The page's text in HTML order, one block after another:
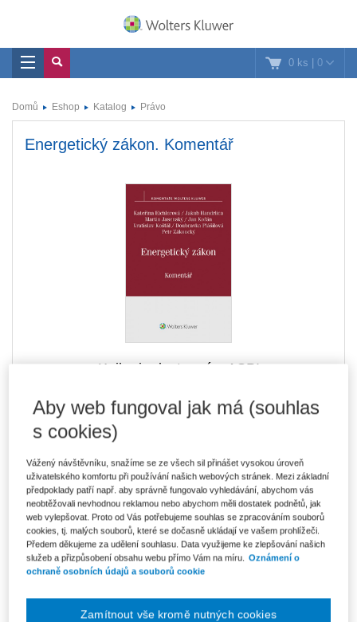
0 ks | 0
Domů Eshop Katalog Právo
Energetický zákon. Komentář
Kniha je dostupná v ASPI
Ušetříte 791 Kč
Skladem- expedice do 2 pracovních dnů
3 815 Kč
E-kniha Smarteca + soubory ke stažení
V prodeji - ihned k dispozici
Co je Smarteca?
Kde najdu soubory e-knih?
6 396 Kč
Ušetříte 3 371 Kč
Balíček - Tištěná kniha + E-kniha
Smarteca + soubory ke stažení
Aby web fungoval jak má (souhlas
s cookies)
Vážený návštěvníku, snažíme se ze všech sil přinášet vysokou úroveň
uživatelského komfortu při používání našich webových stránek. Mezi základní
předpoklady patří např. aby správně fungovalo vyhledávání, abychom vás
neobtěžovali nevhodnou reklamou nebo abychom měli dostatek podnětů, jak
web vylepšovat. Proto od Vás potřebujeme souhlas se zpracováním souborů
cookies, tj. malých souborů, které se dočasně ukládají ve vašem prohlížeči.
Předem děkujeme za udělení souhlasu. Data využijeme ke zlepšování našich
služeb a přizpůsobení obsahu webu přímo Vám na míru.
Oznámení o
ochraně osobních údajů a souborů cookie
Zamítnout vše kromě nutných cookies